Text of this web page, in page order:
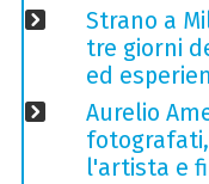
Strano a
tre giorni
ed
Aurelio
l'artista e